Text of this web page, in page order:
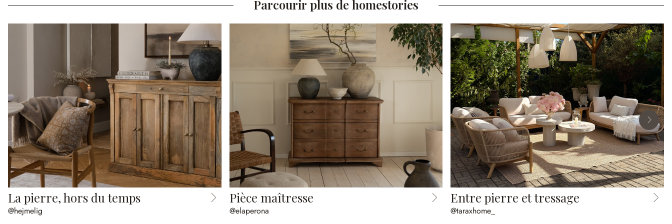
Parcourir plus de homestories
La pierre, hors du temps
@hejmelig
Pièce maîtresse
@elaperona
Entre pierre et tressage
@taraxhome_